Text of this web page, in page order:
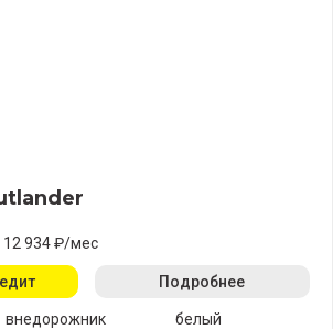
12 934 ₽/мес
внедорожник
белый
Подробнее